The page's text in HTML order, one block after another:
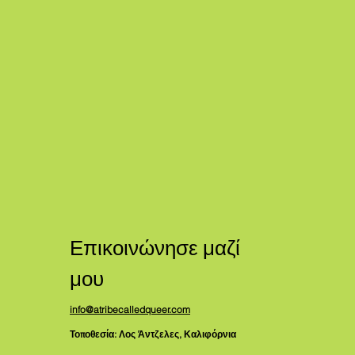
Επικοινώνησε μαζί
μου
info@atribecalledqueer.com
Τοποθεσία: Λος Άντζελες, Καλιφόρνια